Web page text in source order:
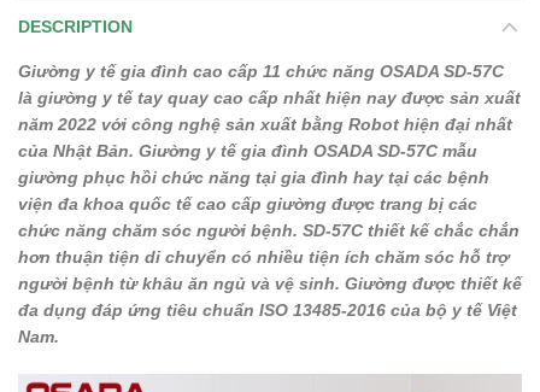
DESCRIPTION
Giường y tế gia đình cao cấp 11 chức năng OSADA SD-57C
là giường y tế tay quay cao cấp nhất hiện nay được sản xuất
năm 2022 với công nghệ sản xuất bằng Robot hiện đại nhất
của Nhật Bản. Giường y tế gia đình OSADA SD-57C mẫu
giường phục hồi chức năng tại gia đình hay tại các bệnh
viện đa khoa quốc tế cao cấp giường được trang bị các
chức năng chăm sóc người bệnh. SD-57C thiết kế chắc chắn
hơn thuận tiện di chuyển có nhiều tiện ích chăm sóc hỗ trợ
người bệnh từ khâu ăn ngủ và vệ sinh. Giường được thiết kế
đa dụng đáp ứng tiêu chuẩn ISO 13485-2016 của bộ y tế Việt
Nam.